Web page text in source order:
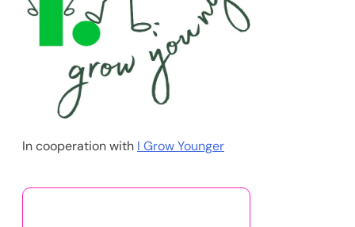
In cooperation with I Grow Younger